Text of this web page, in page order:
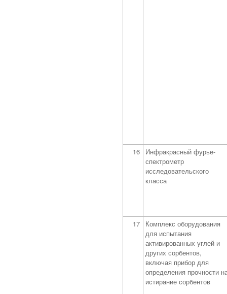
16
Инфракрасный фурье-
спектрометр
исследовательского
класса
17
Комплекс оборудования
для испытания
активированных углей и
других сорбентов,
включая прибор для
определения прочности
истирание сорбентов